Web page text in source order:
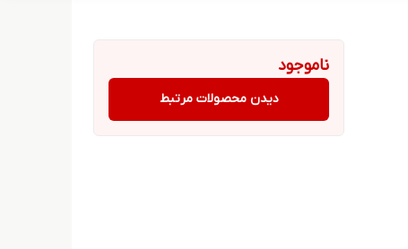
ناموجود
دیدن محصولات مرتبط